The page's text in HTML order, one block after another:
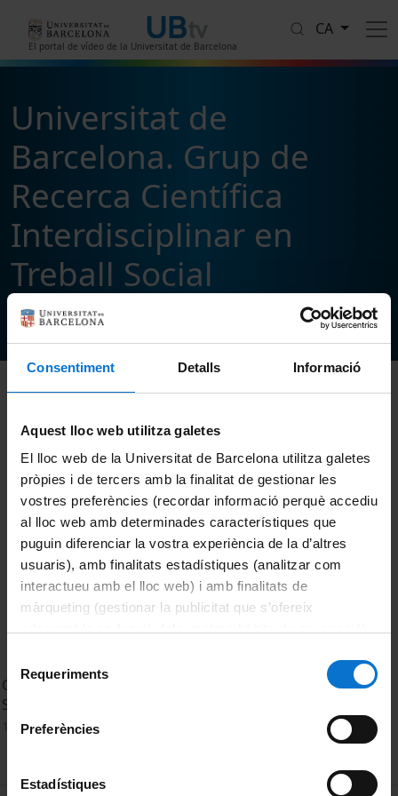
Consentiment Detalls Informació
Aquest lloc web utilitza galetes
El lloc web de la Universitat de Barcelona utilitza galetes
pròpies i de tercers amb la finalitat de gestionar les
vostres preferències (recordar informació perquè accediu
al lloc web amb determinades característiques que
puguin diferenciar la vostra experiència de la d’altres
usuaris), amb finalitats estadístiques (analitzar com
interactueu amb el lloc web) i amb finalitats de
màrqueting (gestionar la publicitat que s’ofereix
consultar laPolítica de galetes del lloc web de la
de
consentiment
Requeriments
Preferències
Estadístiques
El portal de vídeo de la Universitat de Barcelona
CA
Universitat de
Barcelona. Grup de
Recerca Científica
Interdisciplinar en
Treball Social
1vídeos
Grup de Recerca Científica Interdisciplinar en Treball
Social - RCI-TS
14 febrer, 2025